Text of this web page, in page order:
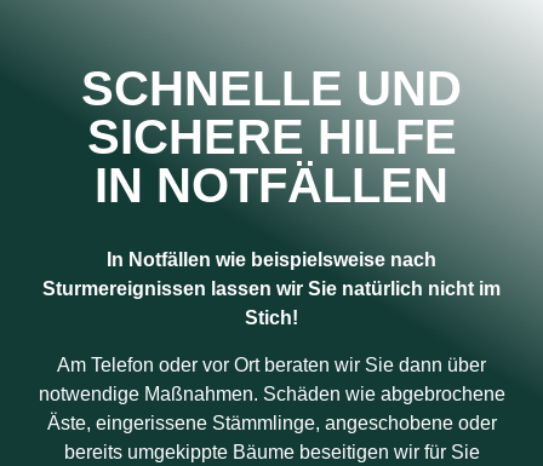
SCHNELLE UND
SICHERE HILFE
IN NOTFÄLLEN
In Notfällen wie beispielsweise nach
Sturmereignissen lassen wir Sie natürlich nicht im
Stich!
Am Telefon oder vor Ort beraten wir Sie dann über
notwendige Maßnahmen. Schäden wie abgebrochene
Äste, eingerissene Stämmlinge, angeschobene oder
bereits umgekippte Bäume beseitigen wir für Sie